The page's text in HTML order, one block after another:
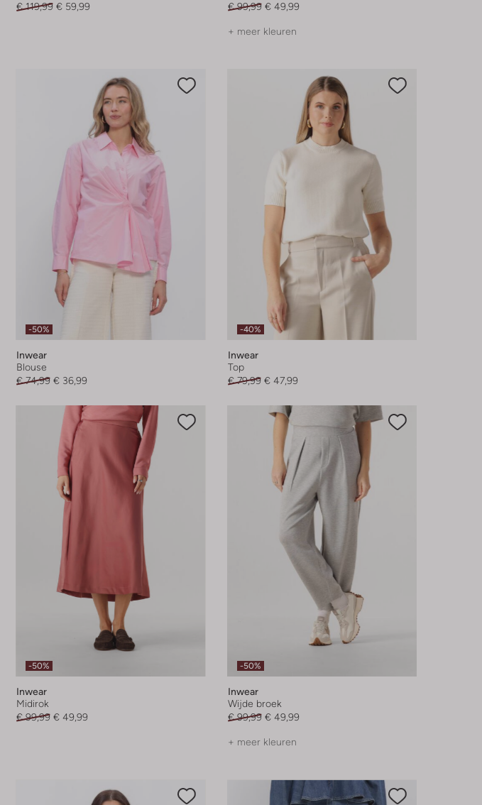
€ 119,99 € 59,99
€ 99,99 € 49,99
+ meer kleuren
-50%
Inwear
Blouse
€ 74,99 € 36,99
-40%
Inwear
Top
€ 79,99 € 47,99
-50%
Inwear
Midirok
€ 99,99 € 49,99
-50%
Inwear
Wijde broek
€ 99,99 € 49,99
+ meer kleuren